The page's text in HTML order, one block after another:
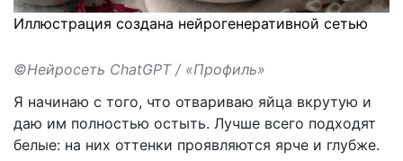
Иллюстрация создана нейрогенеративной сетью
©Нейросеть ChatGPT / «Профиль»
Я начинаю с того, что отвариваю яйца вкрутую и
даю им полностью остыть. Лучше всего подходят
белые: на них оттенки проявляются ярче и глубже.